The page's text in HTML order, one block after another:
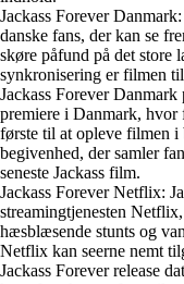
Jackass Forever
danske fans, der kan se
skøre påfund på det store
synkronisering er filmen
Jackass Forever Danmark
premiere i Danmark,
første til at opleve filmen i
begivenhed, der samler
seneste Jackass film.
Jackass Forever Netflix:
streamingtjenesten
hæsblæsende stunts og
Netflix kan seerne nemt
Jackass Forever release